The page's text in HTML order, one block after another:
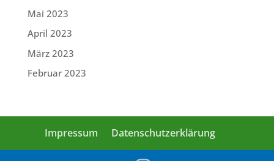
Mai 2023
April 2023
März 2023
Februar 2023
Impressum Datenschutzerklärung